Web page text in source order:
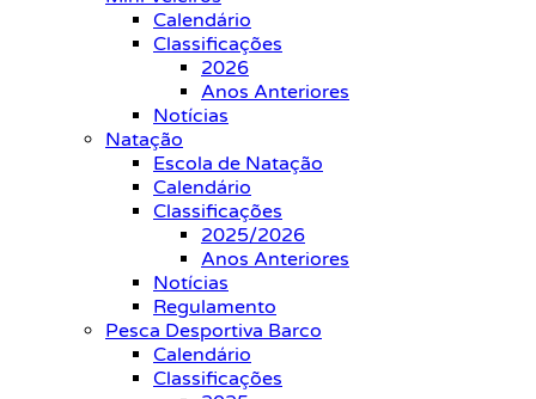
Calendário
Classificações
2026
Anos Anteriores
Notícias
Natação
Escola de Natação
Calendário
Classificações
2025/2026
Anos Anteriores
Notícias
Regulamento
Pesca Desportiva Barco
Calendário
Classificações